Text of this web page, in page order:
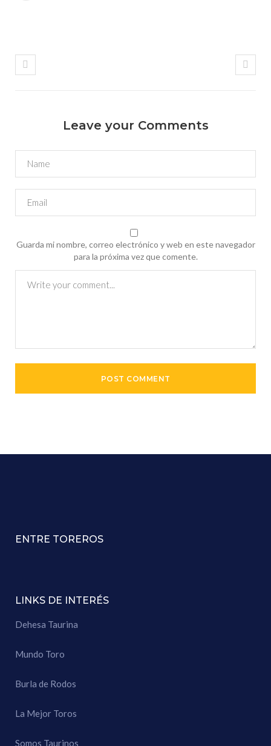
Leave your Comments
Guarda mi nombre, correo electrónico y web en este navegador
para la próxima vez que comente.
ENTRE TOREROS
LINKS DE INTERÉS
Dehesa Taurina
Mundo Toro
Burla de Rodos
La Mejor Toros
Somos Taurinos